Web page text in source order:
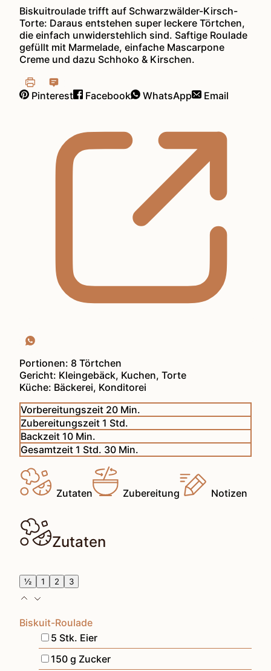
Biskuitroulade trifft auf Schwarzwälder-Kirsch-
Torte: Daraus entstehen super leckere Törtchen,
die einfach unwiderstehlich sind. Saftige Roulade
gefüllt mit Marmelade, einfache Mascarpone
Creme und dazu Schhoko & Kirschen.
Pinterest Facebook WhatsApp Email
Portionen: 8 Törtchen
Gericht: Kleingebäck, Kuchen, Torte
Küche: Bäckerei, Konditorei
Vorbereitungszeit 20Minuten
Min.
Zubereitungszeit 1 Stunde
Std.
Backzeit 10Minuten
Min.
Gesamtzeit 1 Stunde
Std. 30Minuten
Min.
Zutaten Zubereitung Notizen
Zutaten
½ 1 2 3
Biskuit-Roulade
▢
5 Stk. Eier
▢
150 g Zucker